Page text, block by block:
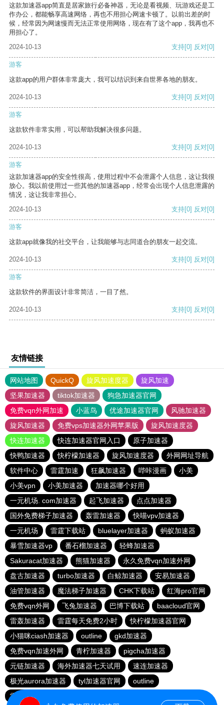
这款加速器app简直是居家旅行必备神器，无论是看视频、玩游戏还是工
作办公，都能畅享高速网络，再也不用担心网速卡顿了。以前出差的时
候，经常因为网速慢而无法正常使用网络，现在有了这个app，我再也不
用担心了。
2024-10-13
支持[0] 反对[0]
游客
这款app的用户群体非常庞大，我可以结识到来自世界各地的朋友。
2024-10-13 支持[0] 反对[0]
游客
这款软件非常实用，可以帮助我解决很多问题。
2024-10-13 支持[0] 反对[0]
游客
这款加速器app的安全性很高，使用过程中不会泄露个人信息，这让我很
放心。我以前使用过一些其他的加速器app，经常会出现个人信息泄露的
情况，这让我非常担心。
2024-10-13
支持[0] 反对[0]
游客
这款app就像我的社交平台，让我能够与志同道合的朋友一起交流。
2024-10-13 支持[0] 反对[0]
游客
这款软件的界面设计非常简洁，一目了然。
2024-10-13 支持[0] 反对[0]
友情链接
网站地图 QuickQ 旋风加速度器
旋风加速
坚果加速器
tiktok加速器
狗急加速器官网
免费vqn外网加速
小蓝鸟 优途加速器官网
风驰加速器
旋风加速器
免费vps加速器外网苹果版
旋风加速度器
快连加速器
快连加速器官网入口
原子加速器
快鸭加速器
快柠檬加速器 旋风加速度器
外网网址导航
软件中心
雷霆加速 狂飙加速器 哔咔漫画
小美
小美vpn
小美加速器
加速器哪个好用
一元机场. com加速器
起飞加速器
点点加速器
国外免费梯子加速器
轰雷加速器
快喵vpv加速器
一元机场
雷霆下载站 bluelayer加速器
蚂蚁加速器
暴雪加速器vp
番石榴加速器
轻蜂加速器
Sakuracat加速器
熊猫加速器
永久免费vqn加速外网
盘古加速器
turbo加速器 白鲸加速器
安易加速器
油管加速器
魔法梯子加速器 CHK下载站
红海pro官网
免费vqn外网
飞兔加速器 巴博下载站
baacloud官网
雷轰加速器
雷霆每天免费2小时
快柠檬加速器官网
小猫咪ciash加速器
outline
gkd加速器
免费vqn加速外网
青柠加速器
pigcha加速器
元链加速器
海外加速器七天试用
速连加速器
极光aurora加速器
tyl加速器官网
outline
雷霆加速免费永久